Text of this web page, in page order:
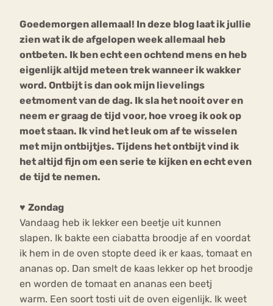
Goedemorgen allemaal! In deze blog laat ik jullie
zien wat ik de afgelopen week allemaal heb
ontbeten. Ik ben echt een ochtend mens en heb
eigenlijk altijd meteen trek wanneer ik wakker
word. Ontbijt is dan ook mijn lievelings
eetmoment van de dag. Ik sla het nooit over en
neem er graag de tijd voor, hoe vroeg ik ook op
moet staan. Ik vind het leuk om af te wisselen
met mijn ontbijtjes. Tijdens het ontbijt vind ik
het altijd fijn om een serie te kijken en echt even
de tijd te nemen.
♥ Zondag
Vandaag heb ik lekker een beetje uit kunnen
slapen. Ik bakte een ciabatta broodje af en voordat
ik hem in de oven stopte deed ik er kaas, tomaat en
ananas op. Dan smelt de kaas lekker op het broodje
en worden de tomaat en ananas een beetj
warm. Een soort tosti uit de oven eigenlijk. Ik weet
Chat
Forum
Bouli
mia
Nerv
osa
Eetstoornis Anorexia Nervosa
Eetbuien Piekeren Sport
Trauma
Orthorexia
Afvallen Angst